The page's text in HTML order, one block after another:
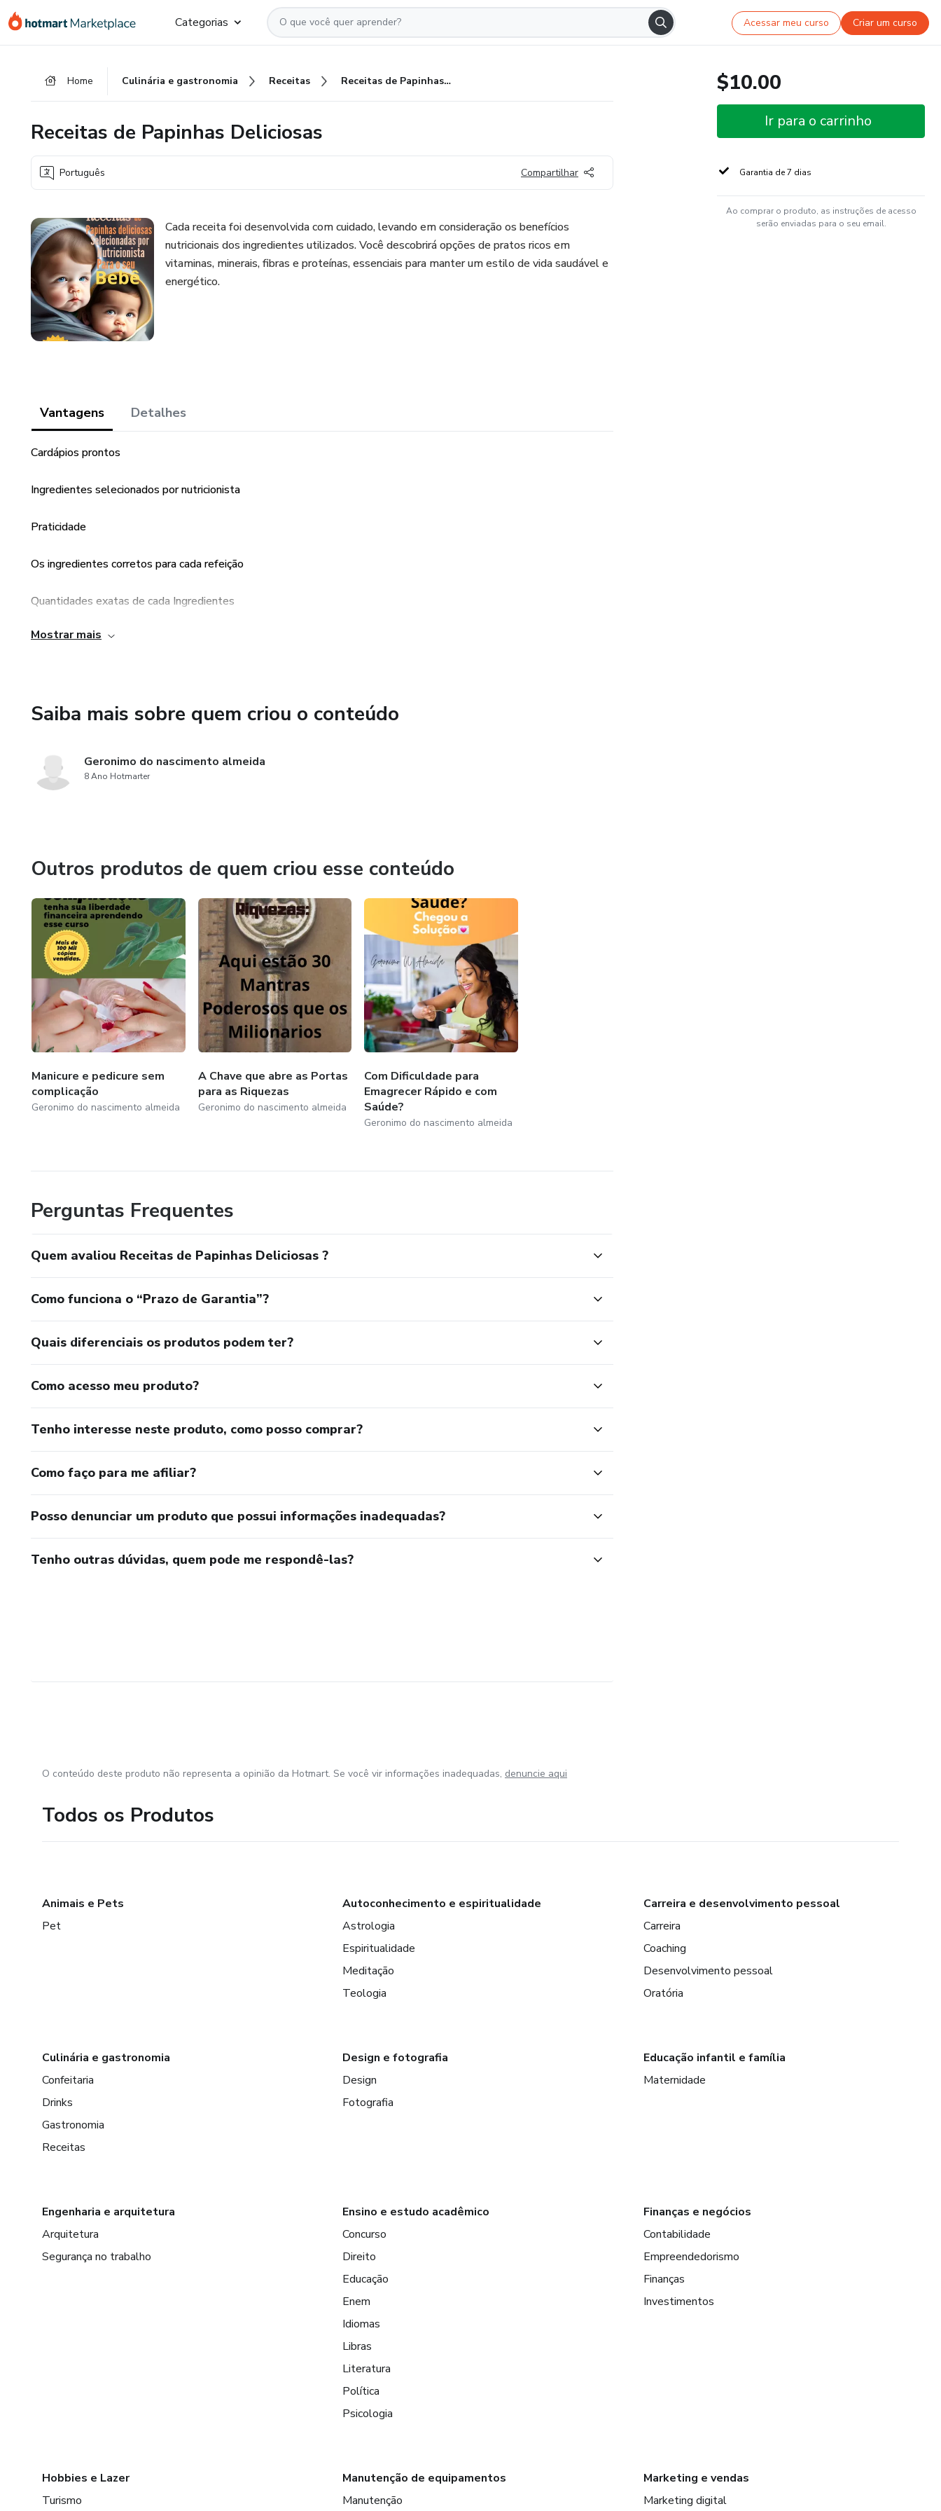
para
para
para
Categorias Acessar meu curso Criar um curso
Home Culinária e gastronomia Receitas Receitas de Papinhas Deliciosas
Receitas de Papinhas Deliciosas
Português Compartilhar
Cada receita foi desenvolvida com cuidado, levando em consideração os benefícios
nutricionais dos ingredientes utilizados. Você descobrirá opções de pratos ricos em
vitaminas, minerais, fibras e proteínas, essenciais para manter um estilo de vida saudável e
energético.
Vantagens Detalhes
Cardápios prontos
Ingredientes selecionados por nutricionista
Praticidade
Os ingredientes corretos para cada refeição
Quantidades exatas de cada Ingredientes
Só pegar e replicar
Mostrar mais
Saiba mais sobre quem criou o conteúdo
Geronimo do nascimento almeida
8 Ano Hotmarter
Outros produtos de quem criou esse conteúdo
Manicure e pedicure sem
complicação
Geronimo do nascimento almeida
A Chave que abre as Portas
para as Riquezas
Geronimo do nascimento almeida
Com Dificuldade para
Emagrecer Rápido e com
Saúde?
Geronimo do nascimento almeida
Perguntas Frequentes
Quem avaliou Receitas de Papinhas Deliciosas ?
Como funciona o “Prazo de Garantia”?
Quais diferenciais os produtos podem ter?
Como acesso meu produto?
Tenho interesse neste produto, como posso comprar?
Como faço para me afiliar?
Posso denunciar um produto que possui informações inadequadas?
Tenho outras dúvidas, quem pode me respondê-las?
$10.00
Ir para o carrinho
Garantia de 7 dias
Ao comprar o produto, as instruções de acesso
serão enviadas para o seu email.
O conteúdo deste produto não representa a opinião da Hotmart. Se você vir informações inadequadas, denuncie aqui
Todos os Produtos
Animais e Pets
Pet
Autoconhecimento e espiritualidade
Astrologia
Espiritualidade
Meditação
Teologia
Carreira e desenvolvimento pessoal
Carreira
Coaching
Desenvolvimento pessoal
Oratória
Culinária e gastronomia
Confeitaria
Drinks
Gastronomia
Receitas
Design e fotografia
Design
Fotografia
Educação infantil e família
Maternidade
Engenharia e arquitetura
Arquitetura
Segurança no trabalho
Ensino e estudo acadêmico
Concurso
Direito
Educação
Enem
Idiomas
Libras
Literatura
Política
Psicologia
Finanças e negócios
Contabilidade
Empreendedorismo
Finanças
Investimentos
Hobbies e Lazer
Turismo
Manutenção de equipamentos
Manutenção
Marketing e vendas
Marketing digital